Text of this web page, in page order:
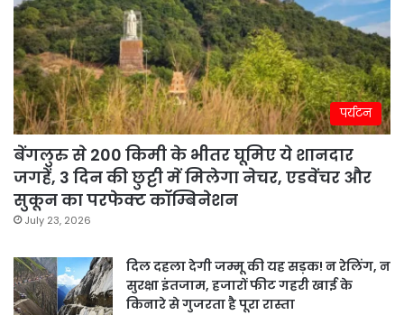
पर्यटन
बेंगलुरु से 200 किमी के भीतर घूमिए ये शानदार
जगहें, 3 दिन की छुट्टी में मिलेगा नेचर, एडवेंचर और
सुकून का परफेक्ट कॉम्बिनेशन
July 23, 2026
दिल दहला देगी जम्मू की यह सड़क! न रेलिंग, न
सुरक्षा इंतजाम, हजारों फीट गहरी खाई के
किनारे से गुजरता है पूरा रास्ता